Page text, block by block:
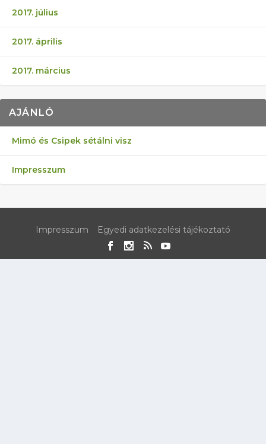
2017. július
2017. április
2017. március
AJÁNLÓ
Mimó és Csipek sétálni visz
Impresszum
Impresszum Egyedi adatkezelési tájékoztató